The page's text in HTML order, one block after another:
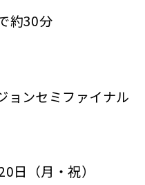
約30分
ョンセミファイナル
日（月・祝）